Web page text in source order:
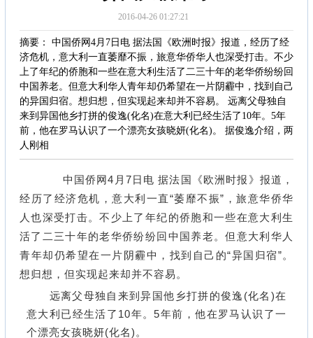
2016-04-26 01:27:21
摘要： 中国侨网4月7日电 据法国《欧洲时报》报道，经历了经
济危机，意大利一直萎靡不振，旅意华侨华人也深受打击。不少
上了年纪的侨胞和一些在意大利生活了二三十年的老华侨纷纷回
中国养老。但意大利华人青年却仍希望在一片阴霾中，找到自己
的异国归宿。想归想，但实现起来却并不容易。 远离父母独自
来到异国他乡打拼的俊逸(化名)在意大利已经生活了10年。5年
前，他在罗马认识了一个漂亮女孩晓妍(化名)。 据俊逸介绍，两
人刚相
中国侨网4月7日电 据法国《欧洲时报》报道，
经历了经济危机，意大利一直“萎靡不振”，旅意华侨华
人也深受打击。不少上了年纪的侨胞和一些在意大利生
活了二三十年的老华侨纷纷回中国养老。但意大利华人
青年却仍希望在一片阴霾中，找到自己的“异国归宿”。
想归想，但实现起来却并不容易。
远离父母独自来到异国他乡打拼的俊逸(化名)在
意大利已经生活了10年。5年前，他在罗马认识了一
个漂亮女孩晓妍(化名)。